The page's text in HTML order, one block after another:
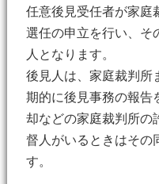
任意後見受任者が家庭
選任の申立を行い、そ
人となります。
後見人は、家庭裁判所
期的に後見事務の報告
却などの家庭裁判所の
督人がいるときはその
す。